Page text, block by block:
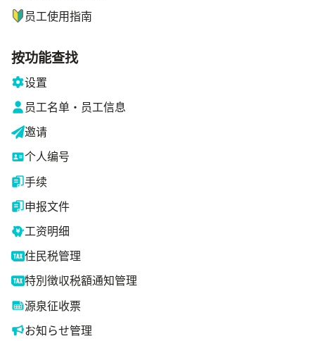
员工使用指南
按功能查找
设置
员工名单・员工信息
邀请
个人编号
手续
申报文件
工资明细
住民税管理
特別徴収税額通知管理
源泉征收票
お知らせ管理